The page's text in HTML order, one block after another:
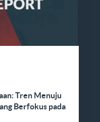
Tren Menuju
Berfokus pada